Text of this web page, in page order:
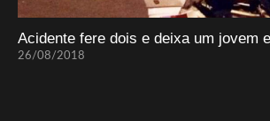
Acidente fere dois e deixa um jovem
26/08/2018